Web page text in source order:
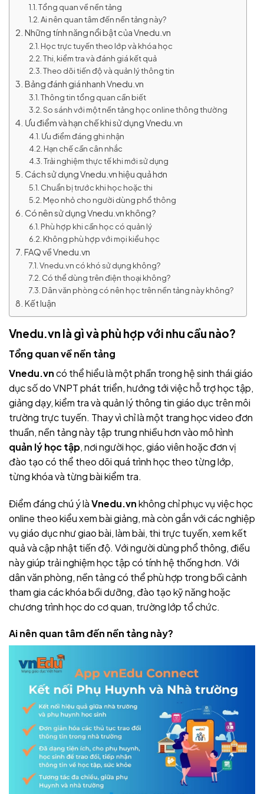
Tổng quan về nền tảng
Ai nên quan tâm đến nền tảng này?
Những tính năng nổi bật của Vnedu.vn
Học trực tuyến theo lớp và khóa học
Thi, kiểm tra và đánh giá kết quả
Theo dõi tiến độ và quản lý thông tin
Bảng đánh giá nhanh Vnedu.vn
Thông tin tổng quan cần biết
So sánh với một nền tảng học online thông thường
Ưu điểm và hạn chế khi sử dụng Vnedu.vn
Ưu điểm đáng ghi nhận
Hạn chế cần cân nhắc
Trải nghiệm thực tế khi mới sử dụng
Cách sử dụng Vnedu.vn hiệu quả hơn
Chuẩn bị trước khi học hoặc thi
Mẹo nhỏ cho người dùng phổ thông
Có nên sử dụng Vnedu.vn không?
Phù hợp khi cần học có quản lý
Không phù hợp với mọi kiểu học
FAQ về Vnedu.vn
Vnedu.vn có khó sử dụng không?
Có thể dùng trên điện thoại không?
Dân văn phòng có nên học trên nền tảng này không?
Kết luận
Vnedu.vn là gì và phù hợp với nhu cầu nào?
Tổng quan về nền tảng
Vnedu.vncó thể hiểu là một phần trong hệ sinh thái giáo
dục số do VNPT phát triển, hướng tới việc hỗ trợ học tập,
giảng dạy, kiểm tra và quản lý thông tin giáo dục trên môi
trường trực tuyến. Thay vì chỉ là một trang học video đơn
thuần, nền tảng này tập trung nhiều hơn vào mô hình
quản lý học tập, nơi người học, giáo viên hoặc đơn vị
đào tạo có thể theo dõi quá trình học theo từng lớp,
từng khóa và từng bài kiểm tra.
Điểm đáng chú ý làVnedu.vnkhông chỉ phục vụ việc học
online theo kiểu xem bài giảng, mà còn gắn với các nghiệp
vụ giáo dục như giao bài, làm bài, thi trực tuyến, xem kết
quả và cập nhật tiến độ. Với người dùng phổ thông, điều
này giúp trải nghiệm học tập có tính hệ thống hơn. Với
dân văn phòng, nền tảng có thể phù hợp trong bối cảnh
tham gia các khóa bồi dưỡng, đào tạo kỹ năng hoặc
chương trình học do cơ quan, trường lớp tổ chức.
Ai nên quan tâm đến nền tảng này?